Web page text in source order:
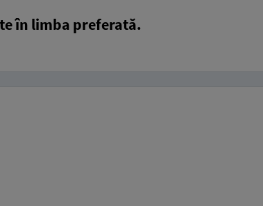
în limba preferată.